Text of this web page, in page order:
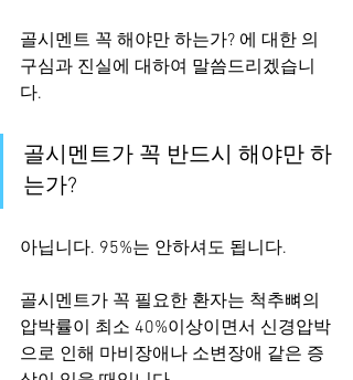
골시멘트 꼭 해야만 하는가? 에 대한 의
구심과 진실에 대하여 말씀드리겠습니
다.
골시멘트가 꼭 반드시 해야만 하
는가?
아닙니다. 95%는 안하셔도 됩니다.
골시멘트가 꼭 필요한 환자는 척추뼈의
압박률이 최소 40%이상이면서 신경압박
으로 인해 마비장애나 소변장애 같은 증